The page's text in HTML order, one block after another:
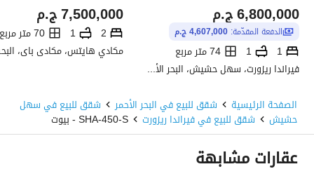
ج.م6,800,000
الدفعة المقدّمة: 4,607,000 ج.م
1
1
74 متر مربع
فيراندا ريزورت، سهل حشيش، البحر الأحمر
ج.م7,500,000
2
1
70 متر مربع
مكادي هايتس، مكادى باى،
الصفحة الرئيسية شقق للبيع في البحر الأحمر شقق للبيع في سهل
حشيش شقق للبيع في فيراندا ريزورت SHA-450-S - بيوت
عقارات مشابهة